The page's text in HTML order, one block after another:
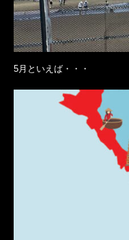
5月といえば・・・